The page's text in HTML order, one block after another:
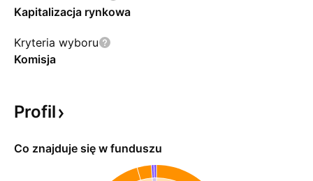
Kapitalizacja rynkowa
Kryteria wyboru
Komisja
Profil
Co znajduje się w funduszu